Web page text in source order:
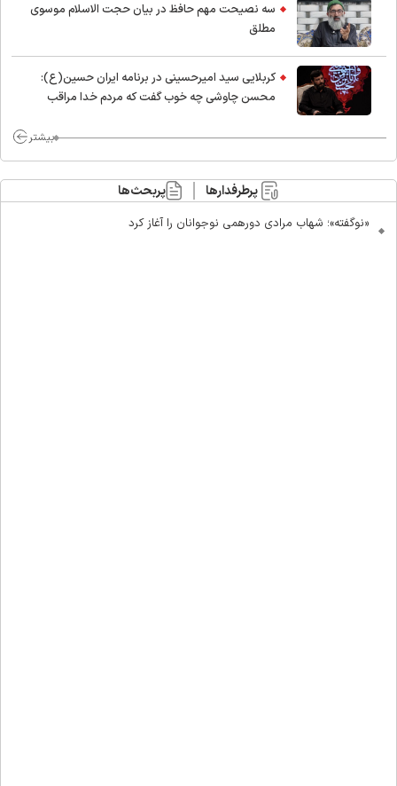
سه نصیحت مهم حافظ در بیان حجت الاسلام موسوی
مطلق
کربلایی سید امیر‌حسینی در برنامه ایران حسین(ع):
محسن چاوشی چه خوب گفت که مردم خدا مراقب
بیشتر
پرطرفدارها پربحث‌ها
«نوگفته»؛ شهاب مرادی دورهمی نوجوانان را آغاز کرد